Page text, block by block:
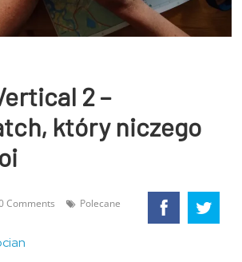
2 –
który niczego
Comments Polecane